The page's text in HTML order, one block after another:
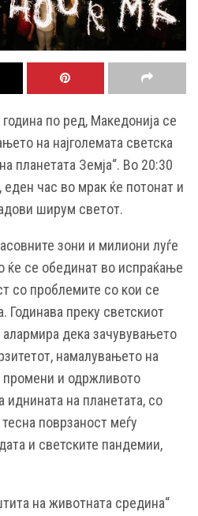
по ред, Македонија се
на најголемата светска
планетата Земја“. Во 20:30
час во мрак ќе потонат и
ширум светот.
зони и милиони луѓе
ќе се обединат во испраќање
со проблемите со кои се
Годинава преку светскиот
дека зачувувањето
намалувањето на
промени и одржливото
на планетата, со
поврзаност меѓу
и светските пандемии,
на животната средина“